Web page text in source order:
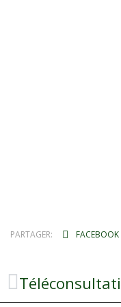
PARTAGER: FACEBOOK